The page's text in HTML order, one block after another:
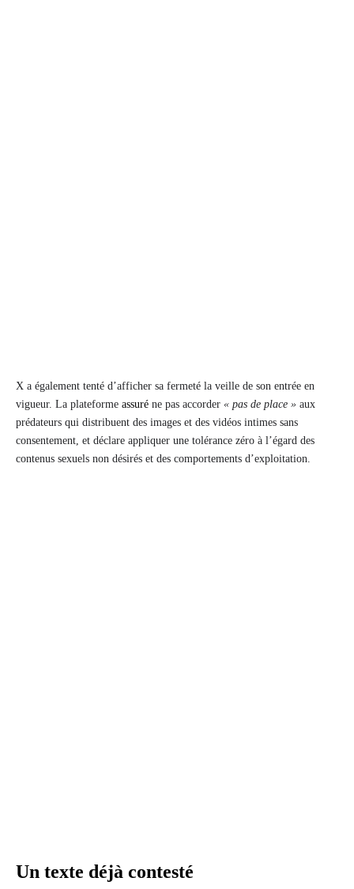
X a également tenté d’afficher sa fermeté la veille de son entrée en
vigueur. La plateforme assuré ne pas accorder « pas de place » aux
prédateurs qui distribuent des images et des vidéos intimes sans
consentement, et déclare appliquer une tolérance zéro à l’égard des
contenus sexuels non désirés et des comportements d’exploitation.
Un texte déjà contesté